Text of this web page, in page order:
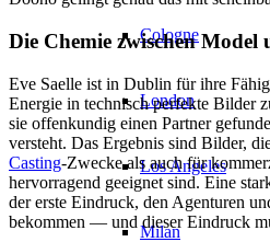
Cologne
London
Los Angeles
Milan
Die Chemie zwischen
Eve Saelle ist in Dublin für ihre
Energie in technisch perfekte Bilder
sie offenkundig einen Partner
versteht. Das Ergebnis sind Bilder,
Casting-Zwecke als auch für
hervorragend geeignet sind. Eine
der erste Eindruck, den Agenturen
bekommen — und dieser Eindruck